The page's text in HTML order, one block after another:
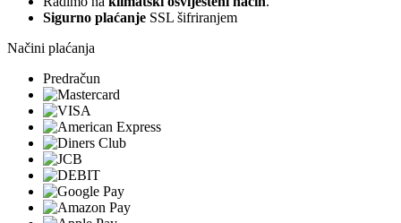
Sigurno plaćanje SSL šifriranjem
Načini plaćanja
Predračun